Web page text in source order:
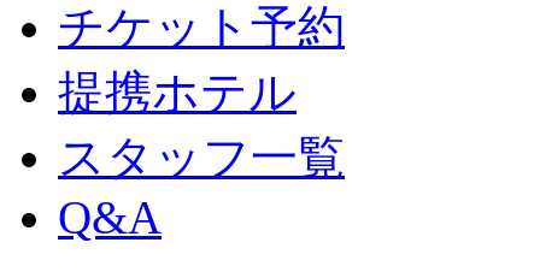
チケット予約
提携ホテル
スタッフ一覧
Q&A